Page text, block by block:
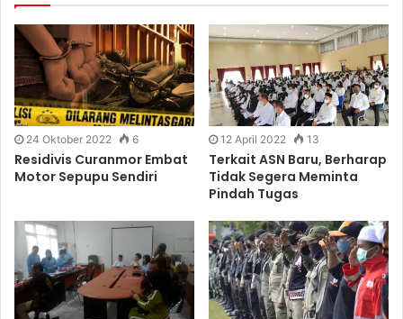
24 Oktober 2022 6
Residivis Curanmor Embat
Motor Sepupu Sendiri
12 April 2022 13
Terkait ASN Baru, Berharap
Tidak Segera Meminta
Pindah Tugas